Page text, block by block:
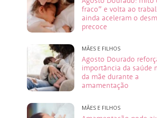
fraco” e volta ao
ainda aceleram o
precoce
MÃES E FILHOS
Agosto Dourado
importância da saúde
da mãe durante a
amamentação
MÃES E FILHOS